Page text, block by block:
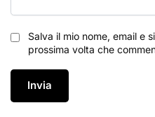
Salva il mio nome, email e
prossima volta che